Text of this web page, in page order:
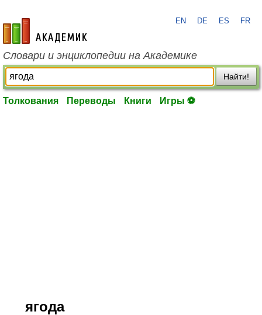
academic.ru
EN DE ES FR
Словари и энциклопедии на Академике
Найти!
Толкования Переводы Книги Игры ⚽
ягода